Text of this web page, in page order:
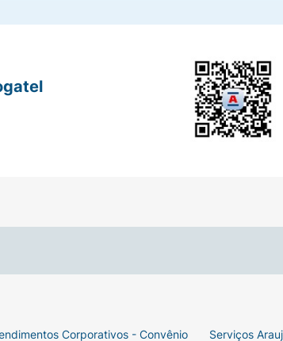
Corporativos - Convênio Serviços